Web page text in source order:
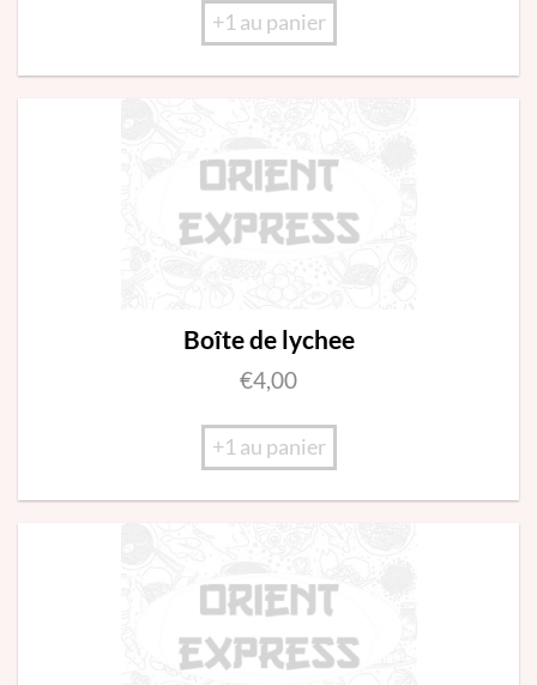
+1 au panier
Boîte de lychee
€4,00
+1 au panier